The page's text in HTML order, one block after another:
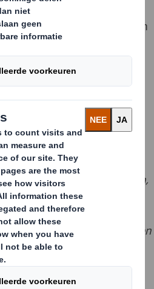
lokale
en belanghebbenden om
te laten gaan, afval te
en herbruikbaarheid van
Het zal zich blijven
beschermen van de
van het
van DS Smith:“Terwijl we
wereld waarin we leven,
dat we circulariteit tot de
maken. Onze nieuwe
om verder te gaan dan alleen
circulair bedrijfsmodel om
te bieden voor onze
- door